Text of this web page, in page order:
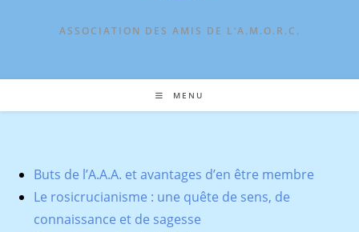
ASSOCIATION DES AMIS DE L‘A.M.O.R.C.
MENU
Buts de l’A.A.A. et avantages d’en être membre
Le rosicrucianisme : une quête de sens, de
connaissance et de sagesse